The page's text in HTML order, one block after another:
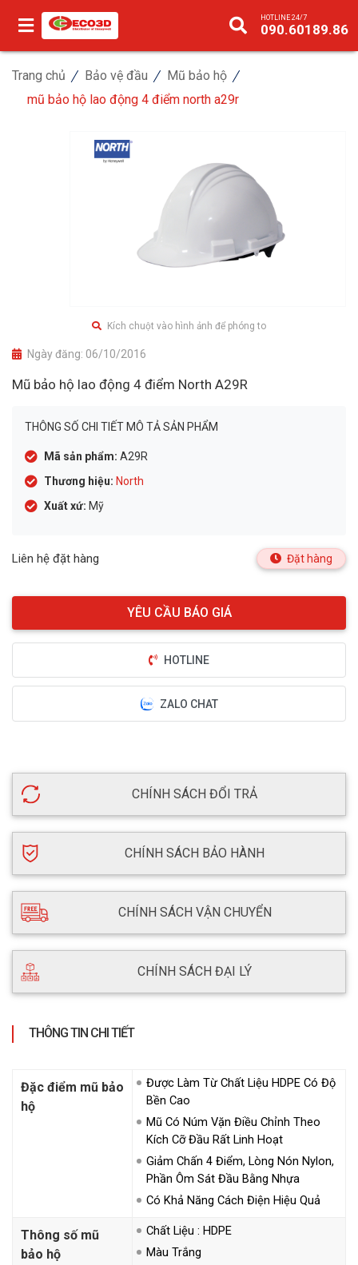
HOTLINE 24/7
090.60189.86
Trang chủ Bảo vệ đầu
Mũ bảo hộ
mũ bảo hộ lao động 4 điểm north a29r
Kích chuột vào hình ảnh để phóng to
Ngày đăng: 06/10/2016
Mũ bảo hộ lao động 4 điểm North A29R
THÔNG SỐ CHI TIẾT MÔ TẢ SẢN PHẨM
Mã sản phẩm: A29R
Thương hiệu: North
Xuất xứ: Mỹ
Liên hệ đặt hàng Đặt hàng
HOTLINE
ZALO CHAT
CHÍNH SÁCH ĐỔI TRẢ
CHÍNH SÁCH BẢO HÀNH
CHÍNH SÁCH VẬN CHUYỂN
CHÍNH SÁCH ĐẠI LÝ
THÔNG TIN CHI TIẾT
Đặc điểm mũ bảo
hộ
Được Làm Từ Chất Liệu HDPE Có Độ
Bền Cao
Mũ Có Núm Vặn Điều Chỉnh Theo
Kích Cỡ Đầu Rất Linh Hoạt
Giảm Chấn 4 Điểm, Lòng Nón Nylon,
Phần Ôm Sát Đầu Bằng Nhựa
Có Khả Năng Cách Điện Hiệu Quả
Thông số mũ
bảo hộ
Chất Liệu : HDPE
Màu Trắng